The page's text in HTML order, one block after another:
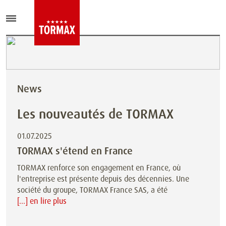
News
Les nouveautés de TORMAX
01.07.2025
TORMAX s'étend en France
TORMAX renforce son engagement en France, où
l'entreprise est présente depuis des décennies. Une
société du groupe, TORMAX France SAS, a été
[...] en lire plus